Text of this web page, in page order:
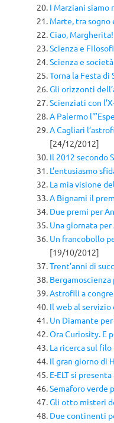
I Marziani siamo
Marte, tra sogno
Ciao, Margherita!
Scienza e
Scienza e società
Torna la Festa di
Gli orizzonti
Scienziati con
A Palermo
A Cagliari
[24/12/2012]
Il 2012 secondo
L’entusiasmo
La mia visione
A Bignami il
Due premi per
Una giornata
Un francobollo
[19/10/2012]
Trent’anni di
Astrofili a
Il web al servizio
Un Diamante per
Ora Curiosity. E
La ricerca sul
Il gran giorno di
E-ELT si
Semaforo verde
Gli otto misteri
Due continenti